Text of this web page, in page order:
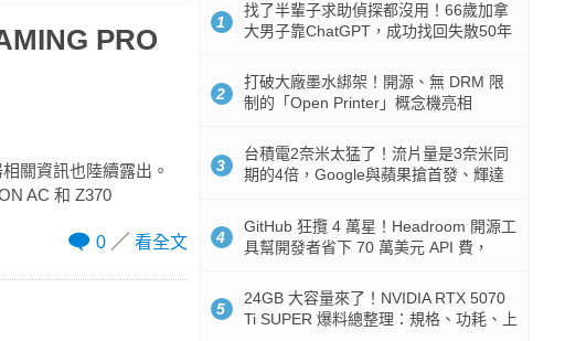
PRO
關資訊也陸續露出。
AC 和 Z370
0
看全文
1
找了半輩子求助偵探都沒用！66歲加拿
大男子靠ChatGPT，成功找回失散50年
2
打破大廠墨水綁架！開源、無 DRM 限
制的「Open Printer」概念機亮相
3
台積電2奈米太猛了！流片量是3奈米同
期的4倍，Google與蘋果搶首發、輝達
4
GitHub 狂攬 4 萬星！Headroom 開源工
具幫開發者省下 70 萬美元 API 費，
5
24GB 大容量來了！NVIDIA RTX 5070
Ti SUPER 爆料總整理：規格、功耗、上